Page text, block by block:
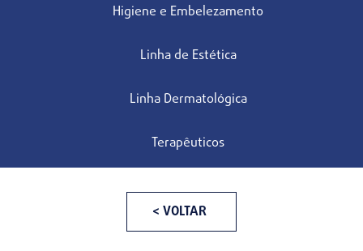
Higiene e Embelezamento
Linha de Estética
Linha Dermatológica
Terapêuticos
< VOLTAR